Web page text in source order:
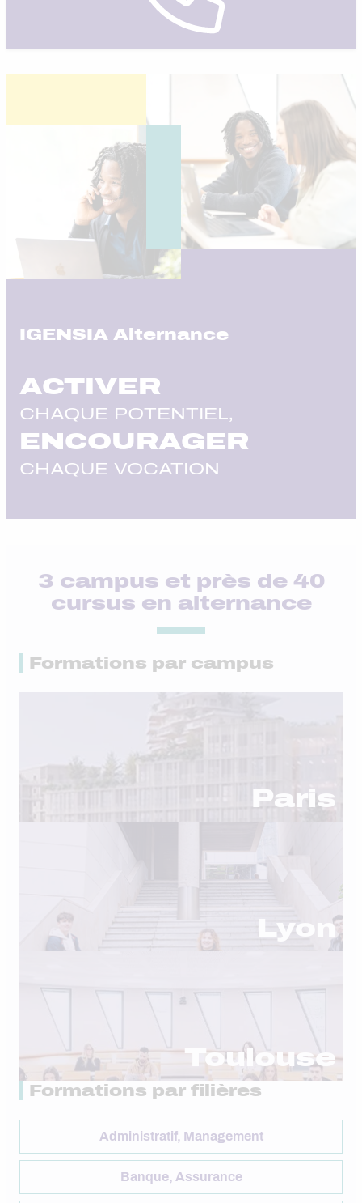
IGENSIA Alternance
ACTIVER
CHAQUE POTENTIEL,
ENCOURAGER
CHAQUE VOCATION
3 campus et près de 40
cursus en alternance
Formations par campus
Paris
Lyon
Toulouse
Formations par filières
Administratif, Management
Banque, Assurance